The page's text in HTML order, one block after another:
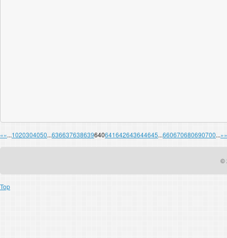
««...1020304050...636637638639640641642643644645...660670680690700...»»
©
Top